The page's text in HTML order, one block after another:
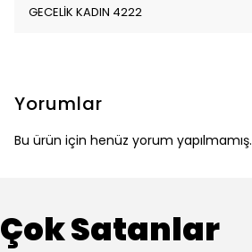
GECELİK KADIN 4222
Yorumlar
Bu ürün için henüz yorum yapılmamış.
Çok Satanlar